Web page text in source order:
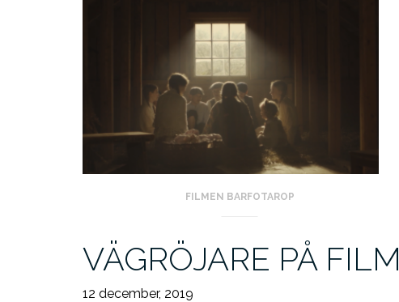
FILMEN BARFOTAROP
VÄGRÖJARE PÅ FILM
12 december, 2019